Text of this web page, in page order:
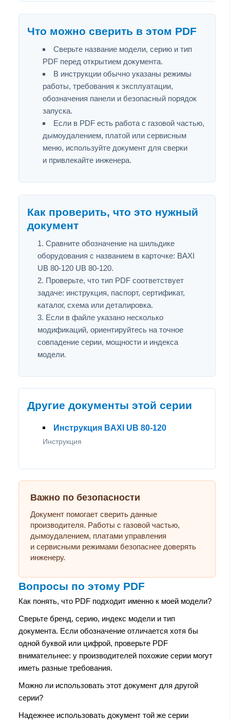
Что можно сверить в этом PDF
Сверьте название модели, серию и тип
PDF перед открытием документа.
В инструкции обычно указаны режимы
работы, требования к эксплуатации,
обозначения панели и безопасный порядок
запуска.
Если в PDF есть работа с газовой частью,
дымоудалением, платой или сервисным
меню, используйте документ для сверки
и привлекайте инженера.
Как проверить, что это нужный
документ
Сравните обозначение на шильдике
оборудования с названием в карточке: BAXI
UB 80-120 UB 80-120.
Проверьте, что тип PDF соответствует
задаче: инструкция, паспорт, сертификат,
каталог, схема или деталировка.
Если в файле указано несколько
модификаций, ориентируйтесь на точное
совпадение серии, мощности и индекса
модели.
Другие документы этой серии
Инструкция BAXI UB 80-120
Инструкция
Важно по безопасности
Документ помогает сверить данные
производителя. Работы с газовой частью,
дымоудалением, платами управления
и сервисными режимами безопаснее доверять
инженеру.
Вопросы по этому PDF
Как понять, что PDF подходит именно к моей модели?
Сверьте бренд, серию, индекс модели и тип
документа. Если обозначение отличается хотя бы
одной буквой или цифрой, проверьте PDF
внимательнее: у производителей похожие серии могут
иметь разные требования.
Можно ли использовать этот документ для другой
серии?
Надежнее использовать документ той же серии